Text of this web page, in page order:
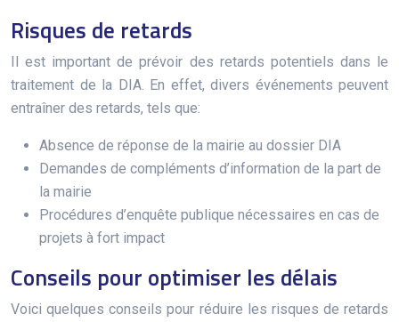
Risques de retards
Il est important de prévoir des retards potentiels dans le
traitement de la DIA. En effet, divers événements peuvent
entraîner des retards, tels que:
Absence de réponse de la mairie au dossier DIA
Demandes de compléments d’information de la part de
la mairie
Procédures d’enquête publique nécessaires en cas de
projets à fort impact
Conseils pour optimiser les délais
Voici quelques conseils pour réduire les risques de retards